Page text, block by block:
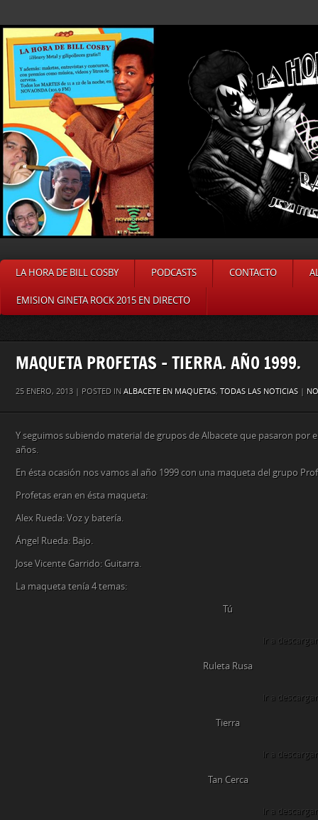
LA HORA DE BILL COSBY PODCASTS CONTACTO
EMISION GINETA ROCK 2015 EN DIRECTO
MAQUETA PROFETAS – TIERRA. AÑO 1999.
25 ENERO, 2013 | POSTED IN ALBACETE EN MAQUETAS, TODAS LAS NOTICIAS |
Y seguimos subiendo material de grupos de Albacete que pasaron por
años.
En ésta ocasión nos vamos al año 1999 con una maqueta del grupo
Profetas eran en ésta maqueta:
Alex Rueda: Voz y batería.
Ángel Rueda: Bajo.
Jose Vicente Garrido: Guitarra.
La maqueta tenía 4 temas:
Tú
Ir a descargar
Ruleta Rusa
Ir a descargar
Tierra
Ir a descargar
Tan Cerca
Ir a descargar